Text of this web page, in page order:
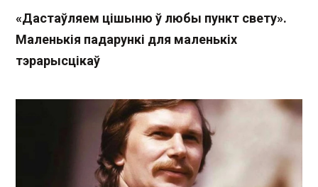
«Дастаўляем цішыню ў любы пункт свету».
Маленькія падарункі для маленькіх
тэрарысцікаў